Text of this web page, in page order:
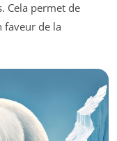
Cela permet de
faveur de la